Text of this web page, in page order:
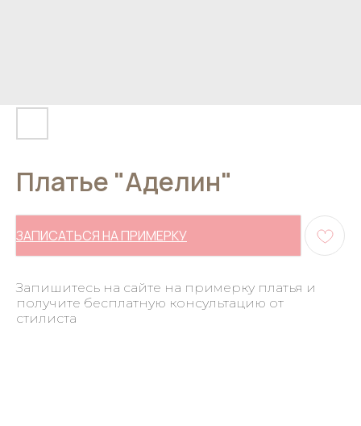
Платье "Аделин"
ЗАПИСАТЬСЯ НА ПРИМЕРКУ
Запишитесь на сайте на примерку платья и
получите бесплатную консультацию от
стилиста